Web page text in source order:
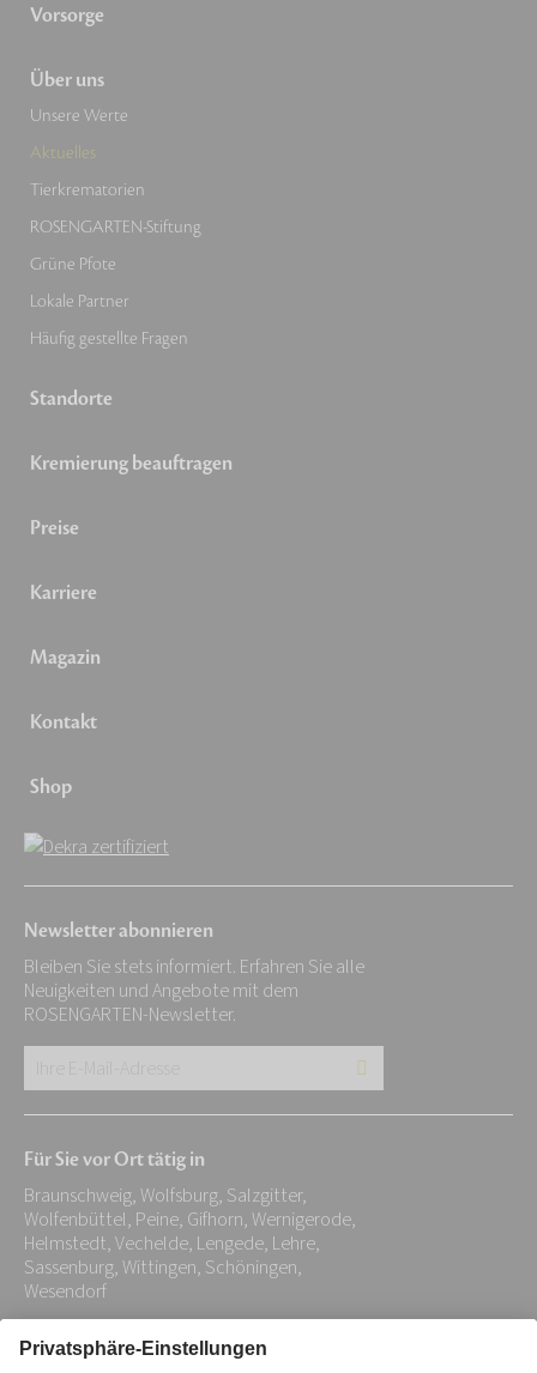
Vorsorge
Über uns
Unsere Werte
Aktuelles
Tierkrematorien
ROSENGARTEN-Stiftung
Grüne Pfote
Lokale Partner
Häufig gestellte Fragen
Standorte
Kremierung beauftragen
Preise
Karriere
Magazin
Kontakt
Shop
Newsletter abonnieren
Bleiben Sie stets informiert. Erfahren Sie alle
Neuigkeiten und Angebote mit dem
ROSENGARTEN-Newsletter.
E-
Adresse:
*
Für Sie vor Ort tätig in
Braunschweig, Wolfsburg, Salzgitter,
Wolfenbüttel, Peine, Gifhorn, Wernigerode,
Helmstedt, Vechelde, Lengede, Lehre,
Sassenburg, Wittingen, Schöningen,
Wesendorf